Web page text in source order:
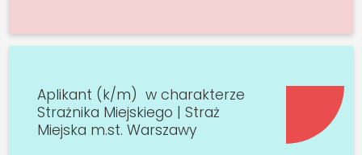
Aplikant (k/m) w charakterze
Strażnika Miejskiego | Straż
Miejska m.st. Warszawy